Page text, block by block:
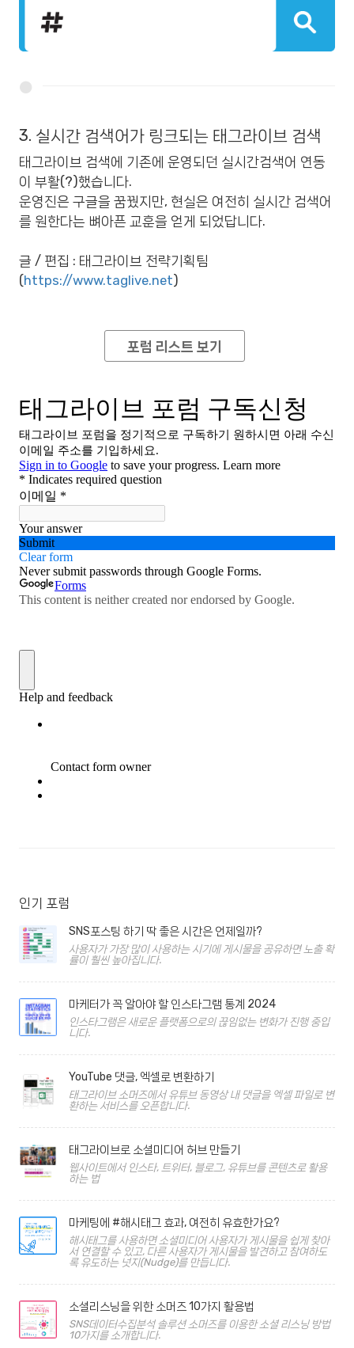
3. 실시간 검색어가 링크되는 태그라이브 검색
태그라이브 검색에 기존에 운영되던 실시간검색어 연동
이 부활(?)했습니다.
운영진은 구글을 꿈꿨지만, 현실은 여전히 실시간 검색어
를 원한다는 뼈아픈 교훈을 얻게 되었답니다.
글 / 편집 : 태그라이브 전략기획팀
(https://www.taglive.net)
포럼 리스트 보기
인기 포럼
SNS포스팅 하기 딱 좋은 시간은 언제일까?
사용자가 가장 많이 사용하는 시기에 게시물을 공유하면 노출 확
률이 훨씬 높아집니다.
마케터가 꼭 알아야 할 인스타그램 통계 2024
인스타그램은 새로운 플랫폼으로의 끊임없는 변화가 진행 중입
니다.
YouTube 댓글, 엑셀로 변환하기
태그라이브 소머즈에서 유튜브 동영상 내 댓글을 엑셀 파일로 변
환하는 서비스를 오픈합니다.
태그라이브로 소셜미디어 허브 만들기
웹사이트에서 인스타, 트위터, 블로그, 유튜브를 콘텐츠로 활용
하는 법
마케팅에 #해시태그 효과, 여전히 유효한가요?
해시태그를 사용하면 소셜미디어 사용자가 게시물을 쉽게 찾아
서 연결할 수 있고, 다른 사용자가 게시물을 발견하고 참여하도
록 유도하는 넛지(Nudge)를 만듭니다.
소셜리스닝을 위한 소머즈 10가지 활용법
SNS데이터수집분석 솔루션 소머즈를 이용한 소셜 리스닝 방법
10가지를 소개합니다.